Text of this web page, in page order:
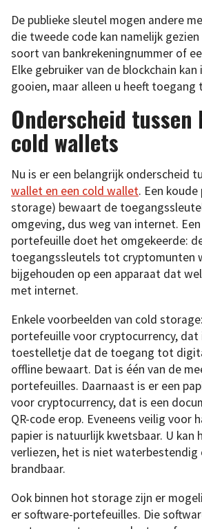
De publieke sleutel mogen andere
die tweede code kan namelijk
soort van bankrekeningnummer of
Elke gebruiker van de blockchain kan
gooien, maar alleen u heeft
Onderscheid tussen
cold wallets
Nu is er een belangrijk onderscheid
wallet en een cold wallet. Een
storage) bewaart de
omgeving, dus weg van internet.
portefeuille doet het omgekeerde:
toegangssleutels tot cryptomunten
bijgehouden op een apparaat dat
met internet.
Enkele voorbeelden van cold
portefeuille voor cryptocurrency, dat
toestelletje dat de toegang tot
offline bewaart. Dat is één van de
portefeuilles. Daarnaast is er een
voor cryptocurrency, dat is een
QR-code erop. Eveneens veilig voor
papier is natuurlijk kwetsbaar. U kan
verliezen, het is niet waterbestendig
brandbaar.
Ook binnen hot storage zijn er
er software-portefeuilles. Die